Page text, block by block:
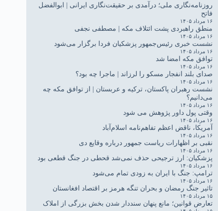
روزنامه‌نگاری ملی؛ درآمدی بر حقیقت‌نگاری ایرانی | ابوالفضل
فاتح
۱۶ مرداد ۱۴۰۵
منطق راهبردی پشت ائتلاف مکه | مصطفی نجفی
۱۶ مرداد ۱۴۰۵
نشست خبری رئیس‌جمهور پزشکیان فردا برگزار می‌شود
۱۶ مرداد ۱۴۰۵
توافق مکه امضا شد
۱۶ مرداد ۱۴۰۵
صدای بلند انفجار مسکو را لرزاند | ماجرا چه بود؟
۱۶ مرداد ۱۴۰۵
نشست رهبران پاکستان، ترکیه و عربستان | از توافق مکه چه
می‌دانیم؟
۱۶ مرداد ۱۴۰۵
وقتی پول داور پژوهش می شود
۱۶ مرداد ۱۴۰۵
آمریکا، ناقض اعظم تفاهم‌نامه اسلام‌آباد
۱۶ مرداد ۱۴۰۵
نقبی بر اظهارات ریاست جمهور درباره وقایع دی
۱۶ مرداد ۱۴۰۵
پزشکیان: ارز ترجیحی حذف نمی‌شد قحطی در جنگ قطعی بود
۱۶ مرداد ۱۴۰۵
ترامپ: جنگ با ایران به زودی تمام می‌شود
۱۶ مرداد ۱۴۰۵
تاثیر جنگ رمضان و بحران تنگه هرمز بر اقتصاد افغانستان
۱۵ مرداد ۱۴۰۵
تعارض قوانین؛ مانع پنهان سنددار شدن بخش بزرگی از املاک